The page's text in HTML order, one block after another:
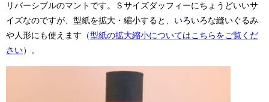
リバーシブルのマントです。Ｓサイズダッフィーにちょうどいいサ
イズなのですが、型紙を拡大・縮小すると、いろいろな縫いぐるみ
や人形にも使えます（型紙の拡大縮小についてはこちらをご覧くだ
さい）。